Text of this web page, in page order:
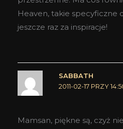
Heaven, takie specyficzne
jeszcze raz za inspiracje!
SABBATH
2011-02-17 PRZY
Mamsan, piękne są, czyż